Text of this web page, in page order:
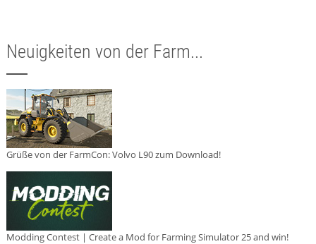
Neuigkeiten von der Farm...
Grüße von der FarmCon: Volvo L90 zum Download!
Modding Contest | Create a Mod for Farming Simulator 25 and win!